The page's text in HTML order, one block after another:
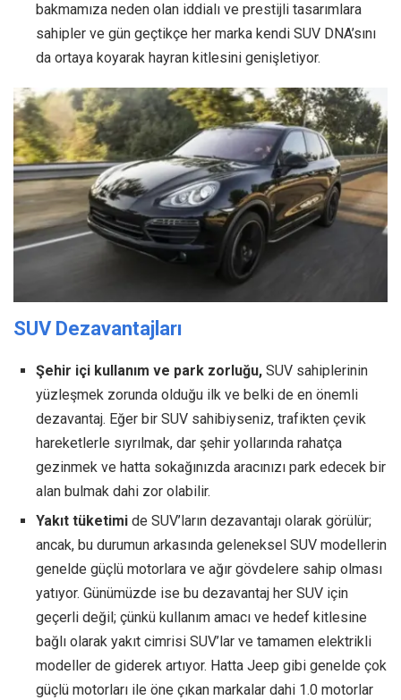
bakmamıza neden olan iddialı ve prestijli tasarımlara
sahipler ve gün geçtikçe her marka kendi SUV DNA’sını
da ortaya koyarak hayran kitlesini genişletiyor.
SUV Dezavantajları
Şehir içi kullanım ve park zorluğu, SUV sahiplerinin
yüzleşmek zorunda olduğu ilk ve belki de en önemli
dezavantaj. Eğer bir SUV sahibiyseniz, trafikten çevik
hareketlerle sıyrılmak, dar şehir yollarında rahatça
gezinmek ve hatta sokağınızda aracınızı park edecek bir
alan bulmak dahi zor olabilir.
Yakıt tüketimi de SUV’ların dezavantajı olarak görülür;
ancak, bu durumun arkasında geleneksel SUV modellerin
genelde güçlü motorlara ve ağır gövdelere sahip olması
yatıyor. Günümüzde ise bu dezavantaj her SUV için
geçerli değil; çünkü kullanım amacı ve hedef kitlesine
bağlı olarak yakıt cimrisi SUV’lar ve tamamen elektrikli
modeller de giderek artıyor. Hatta Jeep gibi genelde çok
güçlü motorları ile öne çıkan markalar dahi 1.0 motorlar